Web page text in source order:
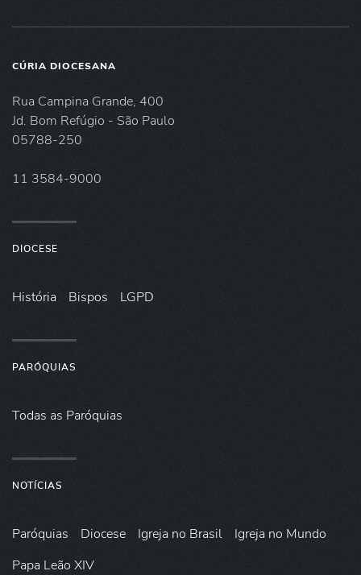
CÚRIA DIOCESANA
Rua Campina Grande, 400
Jd. Bom Refúgio - São Paulo
05788-250
11 3584-9000
DIOCESE
História Bispos LGPD
PARÓQUIAS
Todas as Paróquias
NOTÍCIAS
Paróquias Diocese Igreja no Brasil
Igreja no Mundo
Papa Leão XIV